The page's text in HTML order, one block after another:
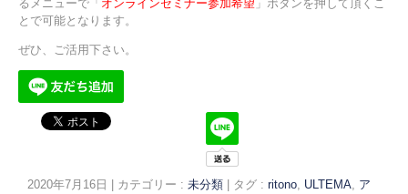
るメニューで「 オンラインセミナー参加希望 」ボタンを押して頂くこ
とで可能となります。
ぜひ、ご活用下さい。
2020年7月16日 カテゴリー : 未分類 タグ : ritono, ULTEMA, ア